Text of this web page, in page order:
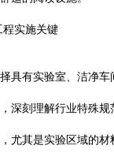
程实施关键
择具有实验室、洁净
深刻理解行业特殊规
尤其是实验区域的材